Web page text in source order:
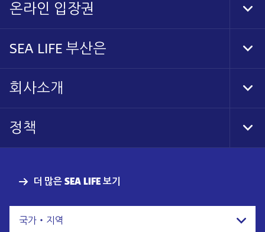
더 많은 SEA LIFE 보기
국가・지역
온라인 입장권
SEA LIFE 부산은
회사소개
정책